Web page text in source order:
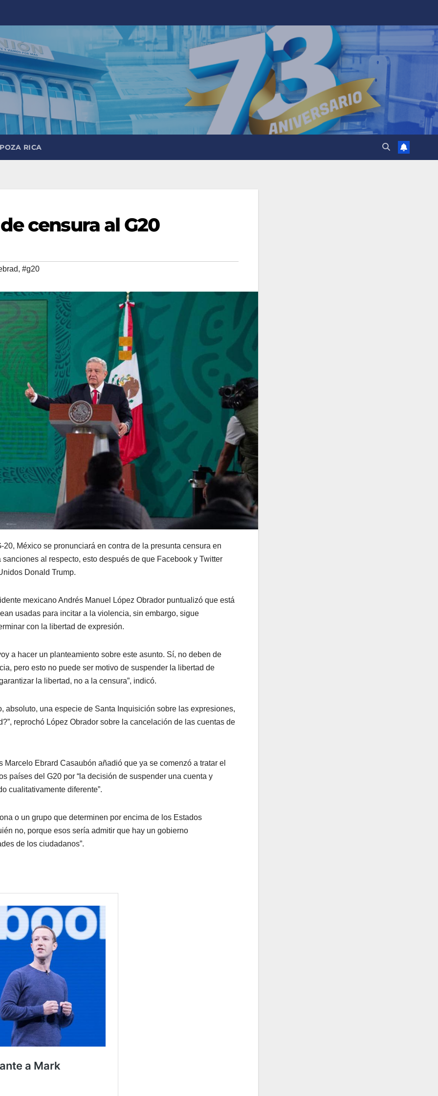
RICA
censura al G20
, #g20
México se pronunciará en contra de la presunta censura en
al respecto, esto después de que Facebook y Twitter
Donald Trump.
mexicano Andrés Manuel López Obrador puntualizó que está
usadas para incitar a la violencia, sin embargo, sigue
con la libertad de expresión.
a hacer un planteamiento sobre este asunto. Sí, no deben de
pero esto no puede ser motivo de suspender la libertad de
la libertad, no a la censura”, indicó.
absoluto, una especie de Santa Inquisición sobre las expresiones,
reprochó López Obrador sobre la cancelación de las cuentas de
Ebrard Casaubón añadió que ya se comenzó a tratar el
países del G20 por “la decisión de suspender una cuenta y
cualitativamente diferente”.
o un grupo que determinen por encima de los Estados
no, porque esos sería admitir que hay un gobierno
de los ciudadanos”.